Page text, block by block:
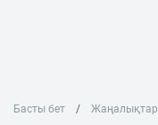
Басты бет Жаңалықтар